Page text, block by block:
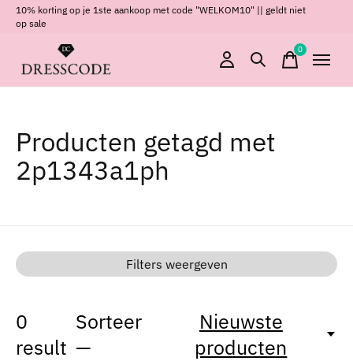
10% korting op je 1ste aankoop met code "WELKOM10" || geldt niet
op sale
0items
Producten getagd met
2p1343a1ph
Filters weergeven
0
result
Sorteer
—
Nieuwste
producten